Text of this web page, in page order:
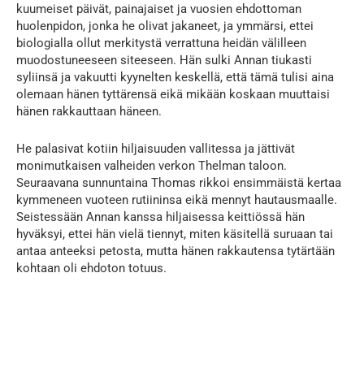
kuumeiset päivät, painajaiset ja vuosien ehdottoman
huolenpidon, jonka he olivat jakaneet, ja ymmärsi, ettei
biologialla ollut merkitystä verrattuna heidän välilleen
muodostuneeseen siteeseen. Hän sulki Annan tiukasti
syliinsä ja vakuutti kyynelten keskellä, että tämä tulisi aina
olemaan hänen tyttärensä eikä mikään koskaan muuttaisi
hänen rakkauttaan häneen.
He palasivat kotiin hiljaisuuden vallitessa ja jättivät
monimutkaisen valheiden verkon Thelman taloon.
Seuraavana sunnuntaina Thomas rikkoi ensimmäistä kertaa
kymmeneen vuoteen rutiininsa eikä mennyt hautausmaalle.
Seistessään Annan kanssa hiljaisessa keittiössä hän
hyväksyi, ettei hän vielä tiennyt, miten käsitellä suruaan tai
antaa anteeksi petosta, mutta hänen rakkautensa tytärtään
kohtaan oli ehdoton totuus.